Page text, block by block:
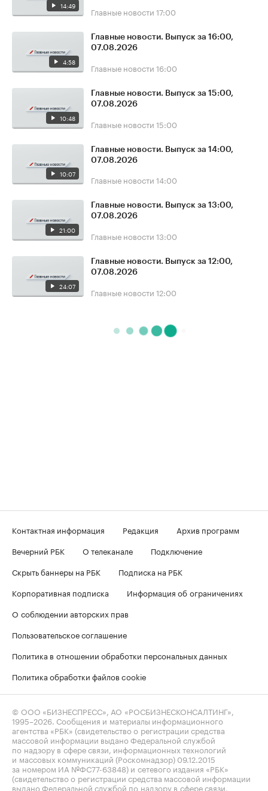
14:49 Главные новости 17:00
4:58
Главные новости. Выпуск за 16:00,
07.08.2026
Главные новости 16:00
10:48
Главные новости. Выпуск за 15:00,
07.08.2026
Главные новости 15:00
10:07
Главные новости. Выпуск за 14:00,
07.08.2026
Главные новости 14:00
21:00
Главные новости. Выпуск за 13:00,
07.08.2026
Главные новости 13:00
24:07
Главные новости. Выпуск за 12:00,
07.08.2026
Главные новости 12:00
Контактная информация Редакция
Архив программ
Вечерний РБК
О телеканале
Подключение
Скрыть баннеры на РБК
Подписка на РБК
Корпоративная подписка
Информация об ограничениях
О соблюдении авторских прав
Пользовательское соглашение
Политика в отношении обработки персональных данных
Политика обработки файлов cookie
© ООО «БИЗНЕСПРЕСС», АО «РОСБИЗНЕСКОНСАЛТИНГ»,
1995–2026 . Сообщения и материалы информационного
агентства «РБК» (свидетельство о регистрации средства
массовой информации выдано Федеральной службой
по надзору в сфере связи, информационных технологий
и массовых коммуникаций (Роскомнадзор) 09.12.2015
за номером ИА №ФС77-63848) и сетевого издания «РБК»
(свидетельство о регистрации средства массовой информации
выдано Федеральной службой по надзору в сфере связи,